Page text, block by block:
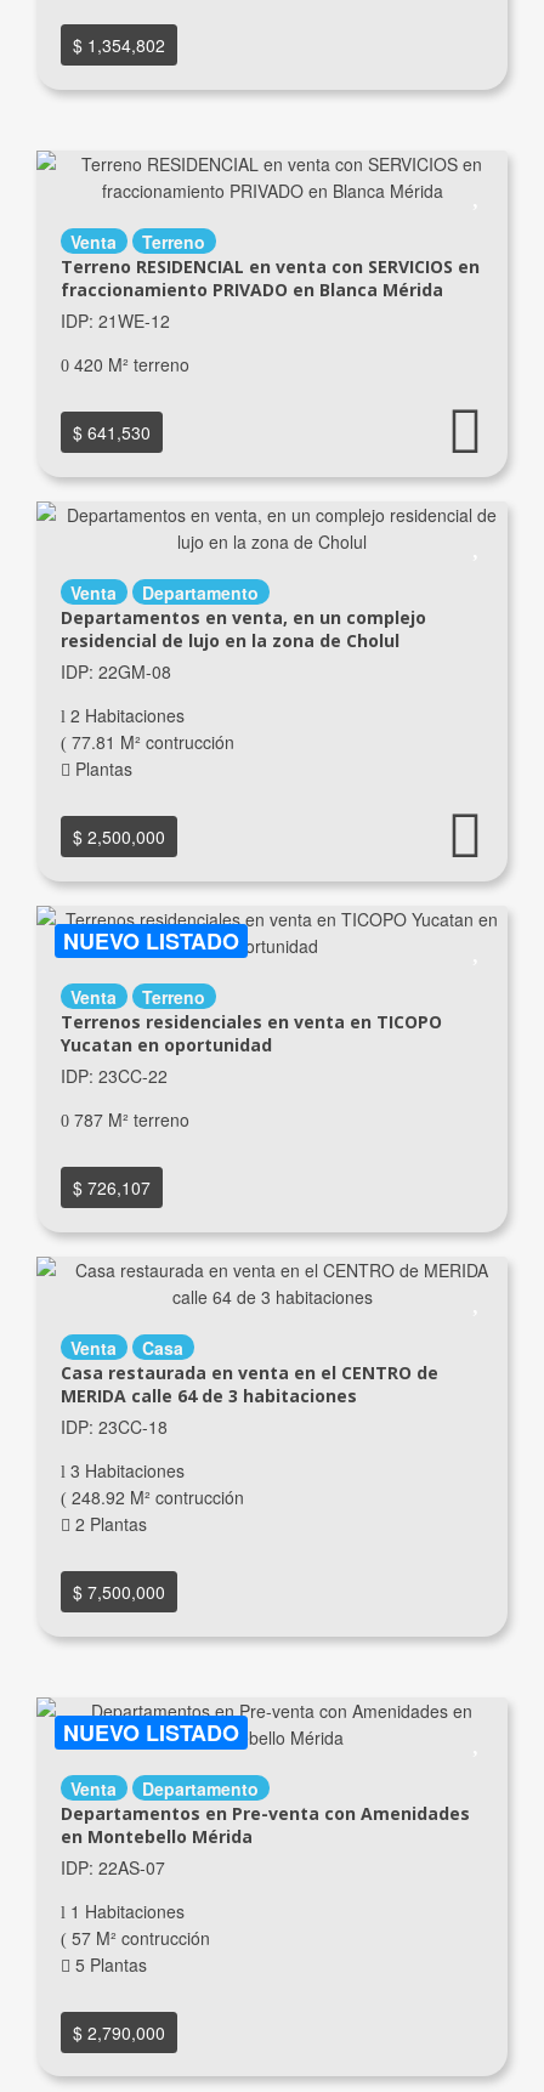
$ 1,354,802
Venta Terreno
Terreno RESIDENCIAL en venta con SERVICIOS en
fraccionamiento PRIVADO en Blanca Mérida
IDP: 21WE-12
420 M² terreno
$ 641,530
Venta Departamento
Departamentos en venta, en un complejo
residencial de lujo en la zona de Cholul
IDP: 22GM-08
2 Habitaciones
77.81 M² contrucción
Plantas
$ 2,500,000
NUEVO LISTADO
Venta Terreno
Terrenos residenciales en venta en TICOPO
Yucatan en oportunidad
IDP: 23CC-22
787 M² terreno
$ 726,107
Venta Casa
Casa restaurada en venta en el CENTRO de
MERIDA calle 64 de 3 habitaciones
IDP: 23CC-18
3 Habitaciones
248.92 M² contrucción
2 Plantas
$ 7,500,000
NUEVO LISTADO
Venta Departamento
Departamentos en Pre-venta con Amenidades
en Montebello Mérida
IDP: 22AS-07
1 Habitaciones
57 M² contrucción
5 Plantas
$ 2,790,000